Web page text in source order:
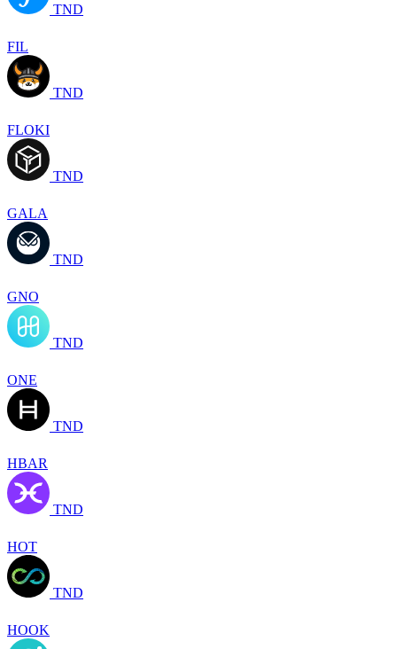
TND
FIL
TND
FLOKI
TND
GALA
TND
GNO
TND
ONE
TND
HBAR
TND
HOT
TND
HOOK